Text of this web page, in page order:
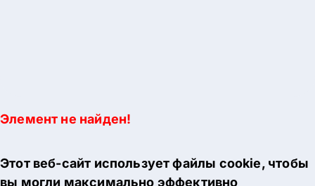
Элемент не найден!
Этот веб-сайт использует файлы cookie, чтобы
вы могли максимально эффективно